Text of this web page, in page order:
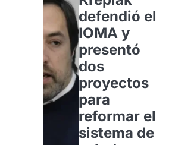
defendió el
IOMA y
presentó
dos
proyectos
para
reformar el
sistema de